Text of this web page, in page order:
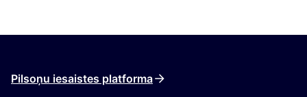
Pilsoņu iesaistes platforma